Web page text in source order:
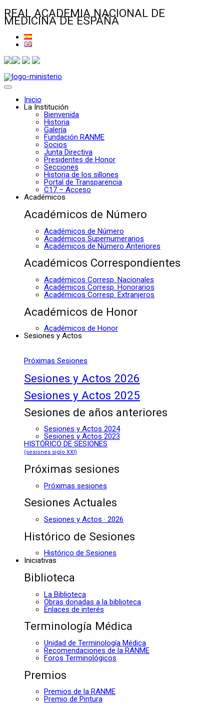
REAL ACADEMIA NACIONAL DE
MEDICINA DE ESPAÑA
Inicio
La Institución
Bienvenida
Historia
Galería
Fundación RANME
Socios
Junta Directiva
Presidentes de Honor
Secciones
Historia de los sillones
Portal de Transparencia
C17 – Acceso
Académicos
Académicos de Número
Académicos de Número
Académicos Supernumerarios
Académicos de Número Anteriores
Académicos Correspondientes
Académicos Corresp. Nacionales
Académicos Corresp. Honorarios
Académicos Corresp. Extranjeros
Académicos de Honor
Académicos de Honor
Sesiones y Actos
Próximas Sesiones
Sesiones y Actos 2026
Sesiones y Actos 2025
Sesiones de años anteriores
Sesiones y Actos 2024
Sesiones y Actos 2023
HISTÓRICO DE SESIONES
(sesiones siglo XXI)
Próximas sesiones
Próximas sesiones
Sesiones Actuales
Sesiones y Actos · 2026
Histórico de Sesiones
Histórico de Sesiones
Iniciativas
Biblioteca
La Biblioteca
Obras donadas a la biblioteca
Enlaces de interés
Terminología Médica
Unidad de Terminología Médica
Recomendaciones de la RANME
Foros Terminológicos
Premios
Premios de la RANME
Premio de Pintura